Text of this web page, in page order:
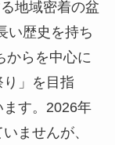
地域密着の盆
い歴史を持ち
からを中心に
」を目指
ます。2026年
ませんが、